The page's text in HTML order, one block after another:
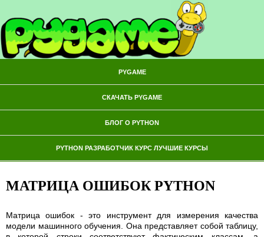
PYGAME
СКАЧАТЬ PYGAME
БЛОГ О PYTHON
PYTHON РАЗРАБОТЧИК КУРС ЛУЧШИЕ КУРСЫ
МАТРИЦА ОШИБОК PYTHON
Матрица ошибок - это инструмент для измерения качества
модели машинного обучения. Она представляет собой таблицу,